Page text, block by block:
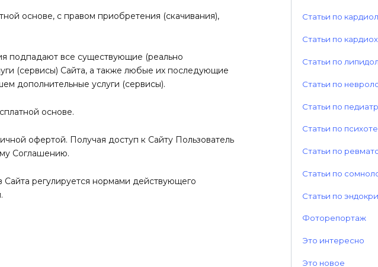
основе, с правом приобретения (скачивания),
подпадают все существующие (реально
(сервисы) Сайта, а также любые их последующие
дополнительные услуги (сервисы).
основе.
офертой. Получая доступ к Сайту Пользователь
Соглашению.
регулируется нормами действующего
Статьи по
Статьи по
Статьи по
Статьи по
Статьи по
Статьи по
Статьи по
Статьи по
Статьи по
Фоторепортаж
Это интересно
Это новое